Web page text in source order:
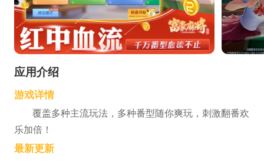
应用介绍
游戏详情
覆盖多种主流玩法，多种番型随你爽玩，刺激翻番欢
乐加倍！
最新更新